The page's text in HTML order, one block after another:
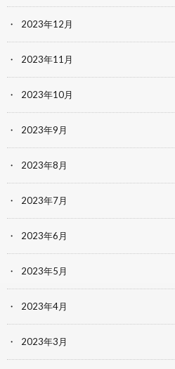
2023年12月
2023年11月
2023年10月
2023年9月
2023年8月
2023年7月
2023年6月
2023年5月
2023年4月
2023年3月